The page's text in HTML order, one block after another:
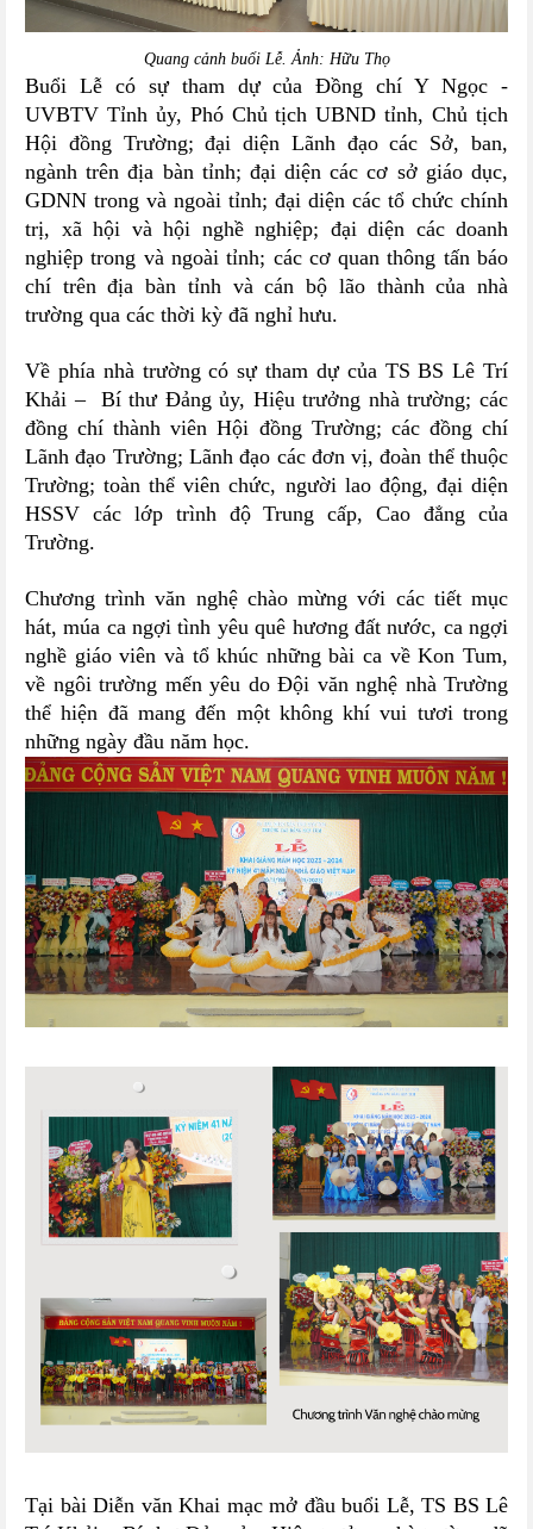
Quang cảnh buổi Lễ. Ảnh: Hữu Thọ
Buổi Lễ có sự tham dự của Đồng chí Y Ngọc -
UVBTV Tỉnh ủy, Phó Chủ tịch UBND tỉnh, Chủ tịch
Hội đồng Trường; đại diện Lãnh đạo các Sở, ban,
ngành trên địa bàn tỉnh; đại diện các cơ sở giáo dục,
GDNN trong và ngoài tỉnh; đại diện các tổ chức chính
trị, xã hội và hội nghề nghiệp; đại diện các doanh
nghiệp trong và ngoài tỉnh; các cơ quan thông tấn báo
chí trên địa bàn tỉnh và cán bộ lão thành của nhà
trường qua các thời kỳ đã nghỉ hưu.
Về phía nhà trường có sự tham dự của TS BS Lê Trí
Khải – Bí thư Đảng ủy, Hiệu trưởng nhà trường; các
đồng chí thành viên Hội đồng Trường; các đồng chí
Lãnh đạo Trường; Lãnh đạo các đơn vị, đoàn thể thuộc
Trường; toàn thể viên chức, người lao động, đại diện
HSSV các lớp trình độ Trung cấp, Cao đẳng của
Trường.
Chương trình văn nghệ chào mừng với các tiết mục
hát, múa ca ngợi tình yêu quê hương đất nước, ca ngợi
nghề giáo viên và tổ khúc những bài ca về Kon Tum,
về ngôi trường mến yêu do Đội văn nghệ nhà Trường
thể hiện đã mang đến một không khí vui tươi trong
những ngày đầu năm học.
Tại bài Diễn văn Khai mạc mở đầu buổi Lễ, TS BS Lê